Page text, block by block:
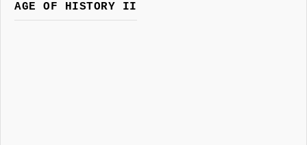
AGE OF HISTORY II